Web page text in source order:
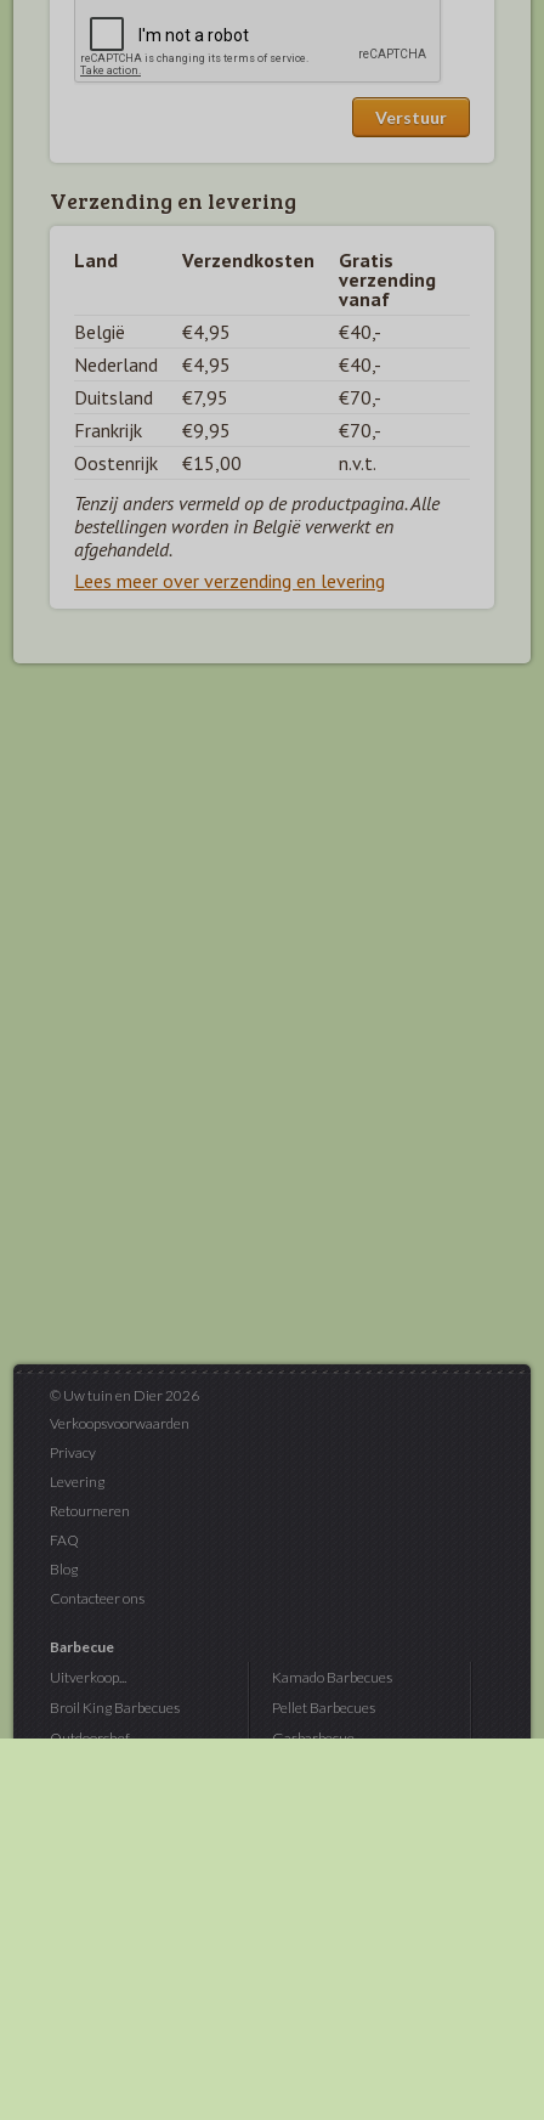
Verzending en levering
Land Verzendkosten
Gratis
verzending
vanaf
België
€4,95
€40,-
Nederland
€4,95
€40,-
Duitsland
€7,95
€70,-
Frankrijk
€9,95
€70,-
Oostenrijk
€15,00
n.v.t.
Tenzij anders vermeld op de productpagina. Alle
bestellingen worden in België verwerkt en
afgehandeld.
Lees meer over verzending en levering
© Uw tuin en Dier 2026
Verkoopsvoorwaarden
Privacy
Levering
Retourneren
FAQ
Blog
Contacteer ons
Barbecue
Uitverkoop...
Broil King Barbecues
Outdoorchef...
Kamado Barbecues
Pellet Barbecues
Gasbarbecue